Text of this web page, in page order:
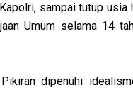
sampai tutup
Umum selama 14
dipenuhi